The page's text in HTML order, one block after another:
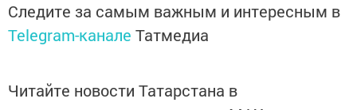
Следите за самым важным и интересным в
Telegram-канале Татмедиа
Читайте новости Татарстана в